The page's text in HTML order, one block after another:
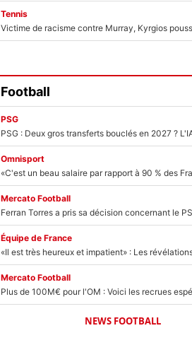
Tennis
Football
PSG
Omnisport
Mercato Football
Équipe de France
Mercato Football
NEWS FOOTBALL